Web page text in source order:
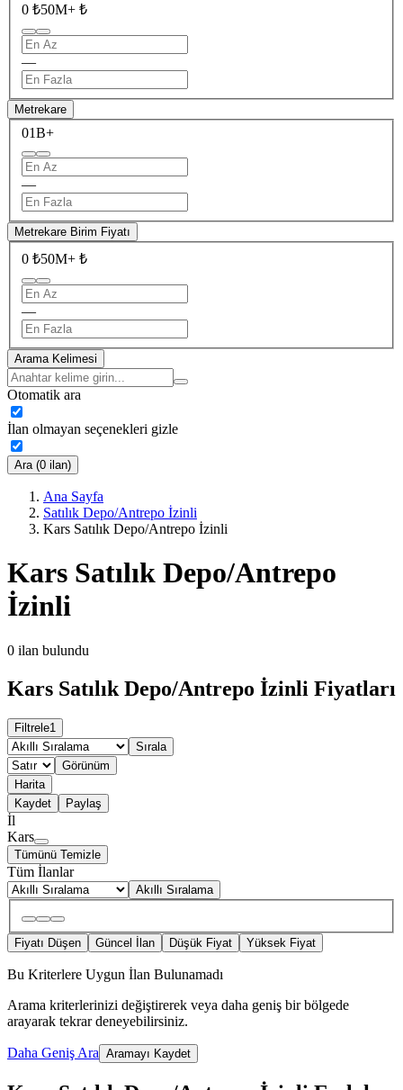
0 ₺50M+ ₺
—
Metrekare
01B+
—
Metrekare Birim Fiyatı
0 ₺50M+ ₺
—
Arama Kelimesi
Otomatik ara
İlan olmayan seçenekleri gizle
Ara (0 ilan)
Ana Sayfa
Satılık Depo/Antrepo İzinli
Kars Satılık Depo/Antrepo İzinli
Kars Satılık Depo/Antrepo
İzinli
0 ilan bulundu
Kars Satılık Depo/Antrepo İzinli Fiyatları
Filtrele1
Sırala
Görünüm
Harita
Kaydet
Paylaş
İl
Kars
Tümünü Temizle
Tüm İlanlar
Akıllı Sıralama
Fiyatı Düşen Güncel İlan Düşük Fiyat Yüksek Fiyat
Bu Kriterlere Uygun İlan Bulunamadı
Arama kriterlerinizi değiştirerek veya daha geniş bir bölgede
arayarak tekrar deneyebilirsiniz.
Daha Geniş Ara Aramayı Kaydet